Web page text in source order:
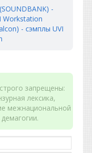
-
Workstation
- сэмплы UVI
запрещены:
лексика,
межнациональной